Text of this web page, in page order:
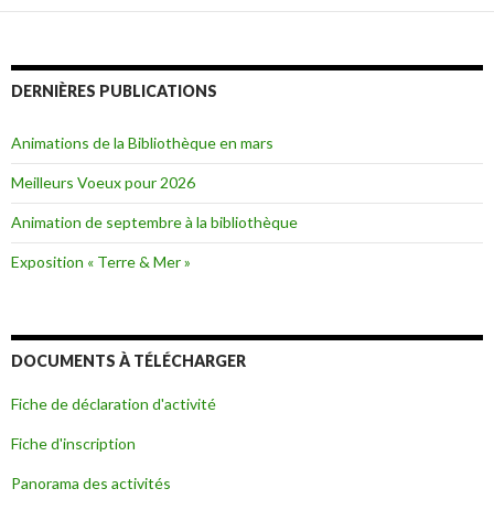
DERNIÈRES PUBLICATIONS
Animations de la Bibliothèque en mars
Meilleurs Voeux pour 2026
Animation de septembre à la bibliothèque
Exposition « Terre & Mer »
DOCUMENTS À TÉLÉCHARGER
Fiche de déclaration d'activité
Fiche d'inscription
Panorama des activités